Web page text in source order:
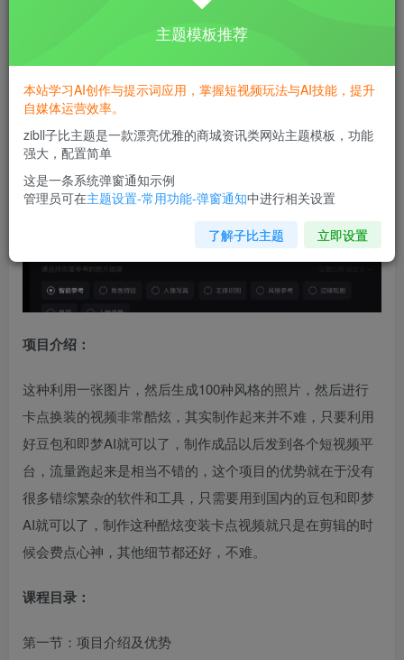
项目介绍：
这种利用一张图片，然后生成100种风格的照片，然后进行
卡点换装的视频非常酷炫，其实制作起来并不难，只要利用
好豆包和即梦AI就可以了，制作成品以后发到各个短视频平
台，流量跑起来是相当不错的，这个项目的优势就在于没有
很多错综繁杂的软件和工具，只需要用到国内的豆包和即梦
AI就可以了，制作这种酷炫变装卡点视频就只是在剪辑的时
候会费点心神，其他细节都还好，不难。
课程目录：
第一节：项目介绍及优势
主题模板推荐
本站学习AI创作与提示词应用，掌握短视频玩法与AI技能，提升
自媒体运营效率。
zibll子比主题是一款漂亮优雅的商城资讯类网站主题模板，功能
强大，配置简单
这是一条系统弹窗通知示例
管理员可在主题设置-常用功能-弹窗通知中进行相关设置
了解子比主题 立即设置